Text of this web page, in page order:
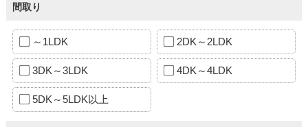
間取り
～1LDK 2DK～2LDK
3DK～3LDK 4DK～4LDK
5DK～5LDK以上